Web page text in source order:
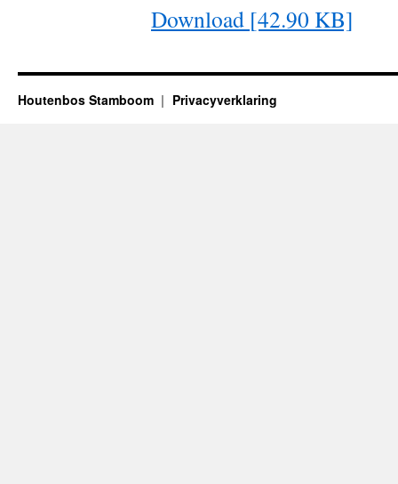
Download [42.90 KB]
Houtenbos Stamboom Privacyverklaring